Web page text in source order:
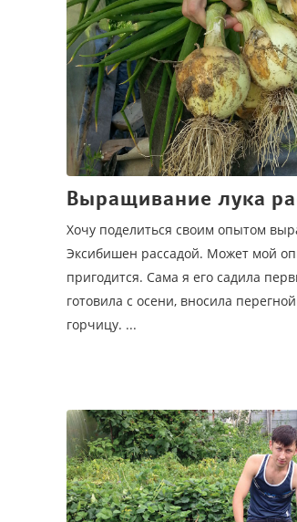
Выращивание лука
Хочу поделиться своим опытом
Эксибишен рассадой. Может мой
пригодится. Сама я его садила
готовила с осени, вносила
горчицу. ...